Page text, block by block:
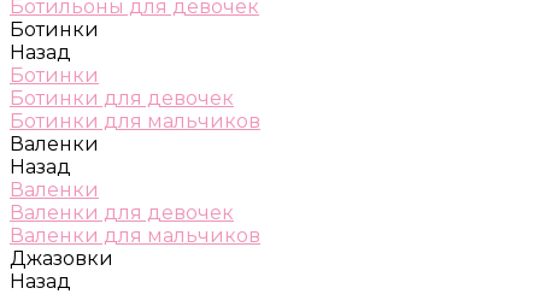
Ботильоны для девочек
Ботинки
Назад
Ботинки
Ботинки для девочек
Ботинки для мальчиков
Валенки
Назад
Валенки
Валенки для девочек
Валенки для мальчиков
Джазовки
Назад